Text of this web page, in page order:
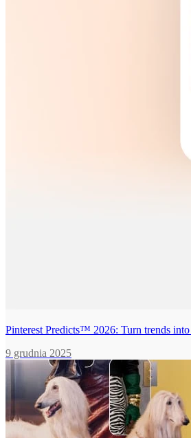
Pinterest Predicts™ 2026: Turn trends
9 grudnia 2025